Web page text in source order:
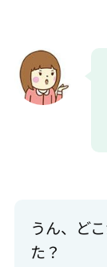
うん、ど
た？